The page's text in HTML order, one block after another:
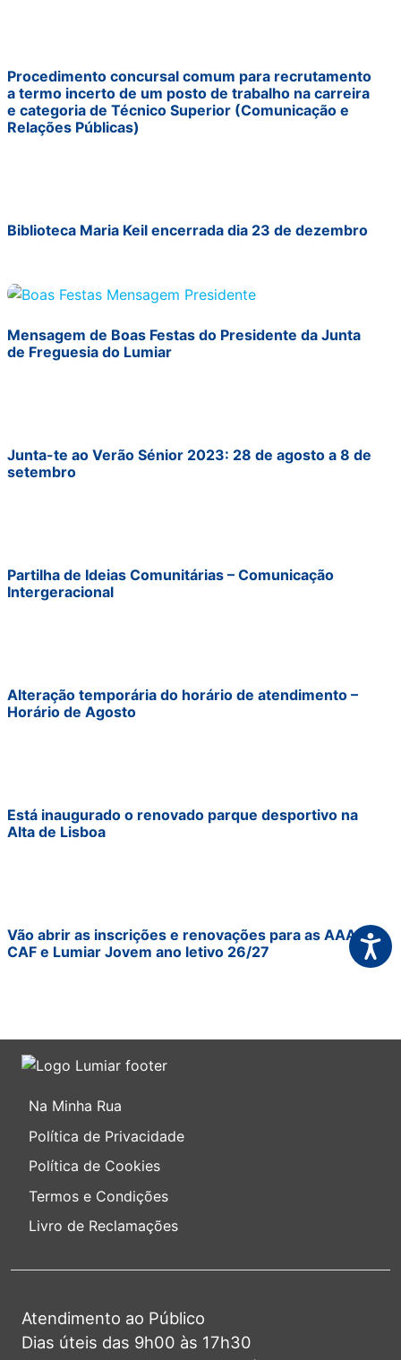
Procedimento concursal comum para recrutamento
a termo incerto de um posto de trabalho na carreira
e categoria de Técnico Superior (Comunicação e
Relações Públicas)
Biblioteca Maria Keil encerrada dia 23 de dezembro
Mensagem de Boas Festas do Presidente da Junta
de Freguesia do Lumiar
Junta-te ao Verão Sénior 2023: 28 de agosto a 8 de
setembro
Partilha de Ideias Comunitárias – Comunicação
Intergeracional
Alteração temporária do horário de atendimento –
Horário de Agosto
Está inaugurado o renovado parque desportivo na
Alta de Lisboa
Vão abrir as inscrições e renovações para as AAAF,
CAF e Lumiar Jovem ano letivo 26/27
Na Minha Rua
Política de Privacidade
Política de Cookies
Termos e Condições
Livro de Reclamações
Atendimento ao Público
Dias úteis das 9h00 às 17h30